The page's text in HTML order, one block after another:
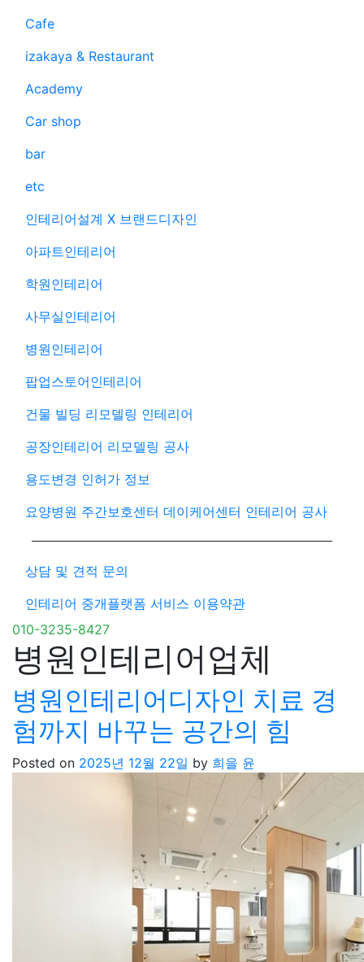
Cafe
izakaya & Restaurant
Academy
Car shop
bar
etc
인테리어설계 X 브랜드디자인
아파트인테리어
학원인테리어
사무실인테리어
병원인테리어
팝업스토어인테리어
건물 빌딩 리모델링 인테리어
공장인테리어 리모델링 공사
용도변경 인허가 정보
요양병원 주간보호센터 데이케어센터 인테리어 공사
상담 및 견적 문의
인테리어 중개플랫폼 서비스 이용약관
010-3235-8427
병원인테리어업체
병원인테리어디자인 치료 경
험까지 바꾸는 공간의 힘
Posted on 2025년 12월 22일 by 희을 윤